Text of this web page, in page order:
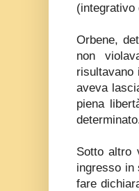
(integrativo
Orbene,
non
aveva
piena
Sotto altro
ingresso in
fare